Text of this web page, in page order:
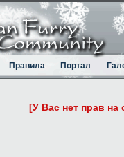
Правила Портал
[У Вас нет прав